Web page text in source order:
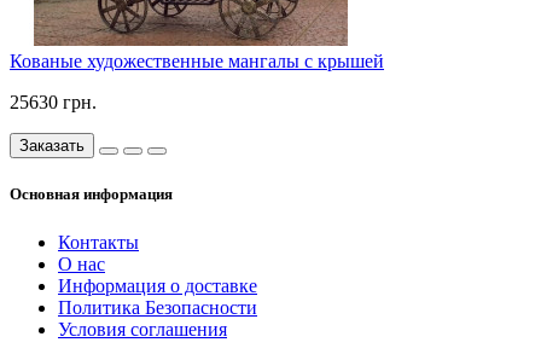
Кованые художественные мангалы с крышей
25630 грн.
Заказать
Основная информация
Контакты
О нас
Информация о доставке
Политика Безопасности
Условия соглашения